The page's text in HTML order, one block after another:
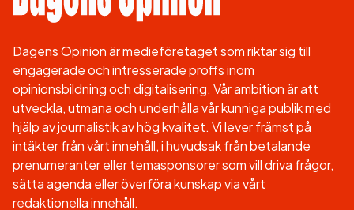
Dagens Opinion är medieföretaget som riktar sig till
engagerade och intresserade proffs inom
opinionsbildning och digitalisering. Vår ambition är att
utveckla, utmana och underhålla vår kunniga publik med
hjälp av journalistik av hög kvalitet. Vi lever främst på
intäkter från vårt innehåll, i huvudsak från betalande
prenumeranter eller temasponsorer som vill driva frågor,
sätta agenda eller överföra kunskap via vårt
redaktionella innehåll.